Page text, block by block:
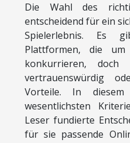
Die Wahl des
entscheidend für ein
Spielerlebnis. Es
Plattformen, die
konkurrieren,
vertrauenswürdig
Vorteile. In
wesentlichsten
Leser fundierte
für sie passende